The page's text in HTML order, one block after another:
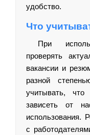
удобство.
Что
При
проверять
вакансии и
разной
учитывать,
зависеть от
использования.
с